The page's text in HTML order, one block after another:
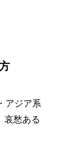
アジア系
哀愁ある